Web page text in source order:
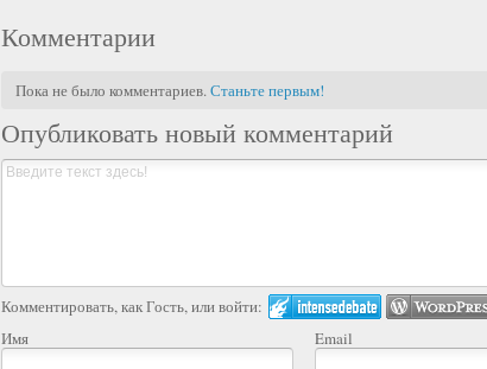
Комментарии
Пока не было комментариев.Станьте первым!
Опубликовать новый комментарий
Комментировать, как Гость, или войти:
Имя
Email